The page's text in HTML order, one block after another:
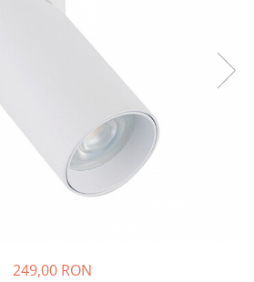
249,00 RON